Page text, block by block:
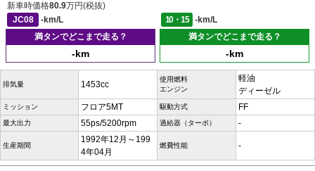
新車時価格80.9万円(税抜)
JC08
-km/L 10・15
-km/L
満タンでどこまで走る？
-km
満タンでどこまで走る？
-km
排気量 1453cc
使用燃料
エンジン
軽油
ディーゼル
ミッション フロア5MT 駆動方式 FF
最大出力 55ps/5200rpm 過給器（ターボ） -
生産期間
1992年12月～199
4年04月
燃費性能 -